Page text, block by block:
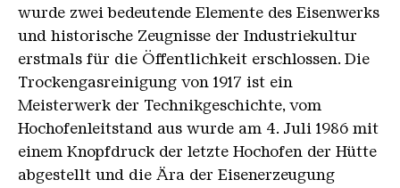
wurde zwei bedeutende Elemente des Eisenwerks
und historische Zeugnisse der Industriekultur
erstmals für die Öffentlichkeit erschlossen. Die
Trockengasreinigung von 1917 ist ein
Meisterwerk der Technikgeschichte, vom
Hochofenleitstand aus wurde am 4. Juli 1986 mit
einem Knopfdruck der letzte Hochofen der Hütte
abgestellt und die Ära der Eisenerzeugung